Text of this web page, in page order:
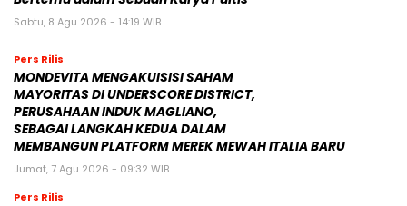
Sabtu, 8 Agu 2026 - 14:19 WIB
Pers Rilis
MONDEVITA MENGAKUISISI SAHAM
MAYORITAS DI UNDERSCORE DISTRICT,
PERUSAHAAN INDUK MAGLIANO,
SEBAGAI LANGKAH KEDUA DALAM
MEMBANGUN PLATFORM MEREK MEWAH ITALIA BARU
Jumat, 7 Agu 2026 - 09:32 WIB
Pers Rilis